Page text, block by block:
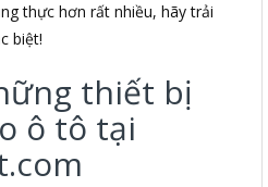
thực hơn rất nhiều, hãy trải
biệt!
thiết bị
ô tô tại